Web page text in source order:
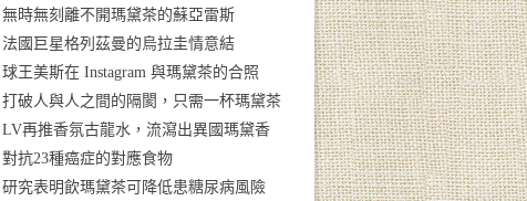
無時無刻離不開瑪黛茶的蘇亞雷斯
法國巨星格列茲曼的烏拉圭情意結
球王美斯在 Instagram 與瑪黛茶的合照
打破人與人之間的隔閡，只需一杯瑪黛茶
LV再推香氛古龍水，流瀉出異國瑪黛香
對抗23種癌症的對應食物
研究表明飲瑪黛茶可降低患糖尿病風險